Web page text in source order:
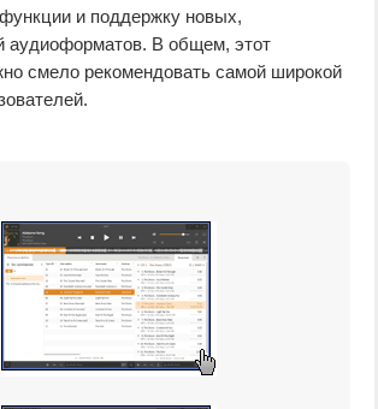
и поддержку новых,
аудиоформатов. В общем, этот
смело рекомендовать самой широкой